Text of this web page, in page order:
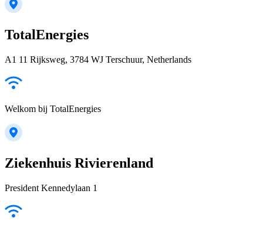
TotalEnergies
A1 11 Rijksweg, 3784 WJ Terschuur, Netherlands
Welkom bij TotalEnergies
Ziekenhuis Rivierenland
President Kennedylaan 1